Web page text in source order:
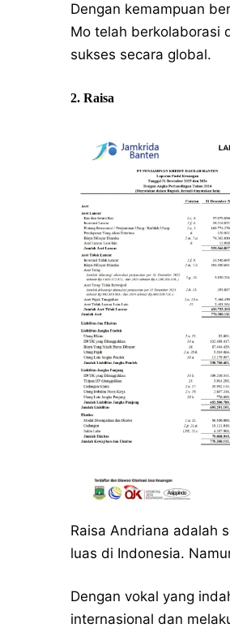
Dengan kemampuan
Mo telah berkolaborasi
sukses secara global.
2. Raisa
Raisa Andriana adalah
luas di Indonesia.
Dengan vokal yang
internasional dan